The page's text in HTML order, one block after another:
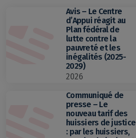
Avis – Le Centre
d’Appui réagit au
Plan fédéral de
lutte contre la
pauvreté et les
inégalités (2025-
2029)
2026
Communiqué de
presse – Le
nouveau tarif des
huissiers de justice
: par les huissiers,